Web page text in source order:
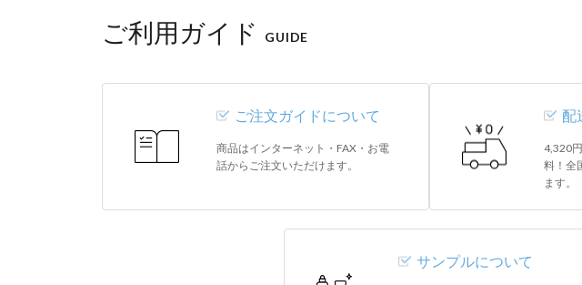
ご利用ガイド GUIDE
ご注文ガイドについて
商品はインターネット・FAX・お電
話からご注文いただけます。
配
4,320
料！全
ます。
サンプルについて